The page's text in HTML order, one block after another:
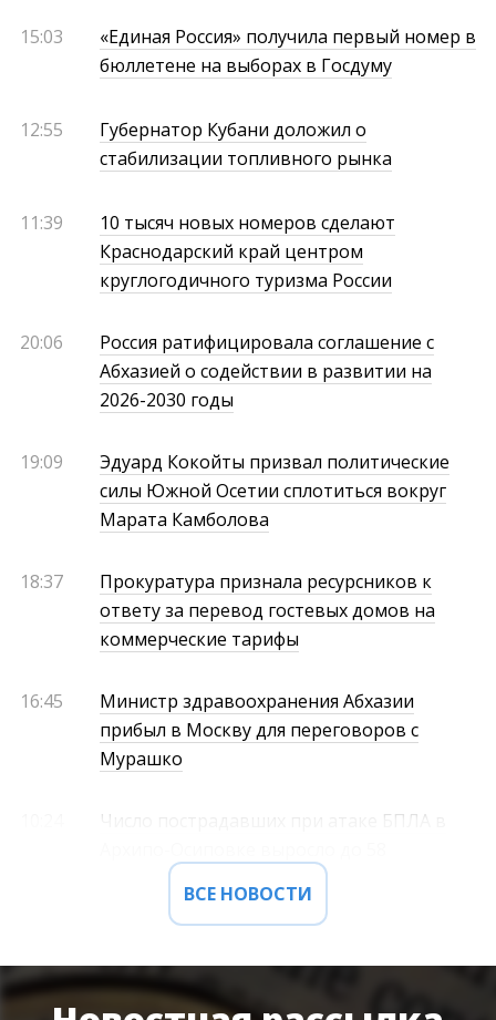
15:03
«Единая Россия» получила первый номер в
бюллетене на выборах в Госдуму
12:55
Губернатор Кубани доложил о
стабилизации топливного рынка
11:39
10 тысяч новых номеров сделают
Краснодарский край центром
круглогодичного туризма России
20:06
Россия ратифицировала соглашение с
Абхазией о содействии в развитии на
2026-2030 годы
19:09
Эдуард Кокойты призвал политические
силы Южной Осетии сплотиться вокруг
Марата Камболова
18:37
Прокуратура признала ресурсников к
ответу за перевод гостевых домов на
коммерческие тарифы
16:45
Министр здравоохранения Абхазии
прибыл в Москву для переговоров с
Мурашко
Число пострадавших при атаке БПЛА в
ВСЕ НОВОСТИ